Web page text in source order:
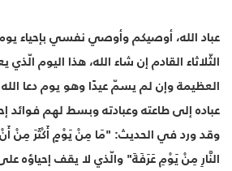
عباد الله، أوصيكم وأوصي نفسي بإحياء
الثّلاثاء القادم إن شاء الله، هذا اليوم الّذي
العظيمة وإن لم يسمّ عيدًا وهو يوم دعا
عباده إلى طاعته وعبادته وبسط لهم فوائد
وقد ورد في الحديث: "مَا مِنْ يَوْمٍ أَكْثَرَ مِنْ أَنْ
النَّارِ مِنْ يَوْمِ عَرَفَةَ" والّذي لا يقف إحياؤه